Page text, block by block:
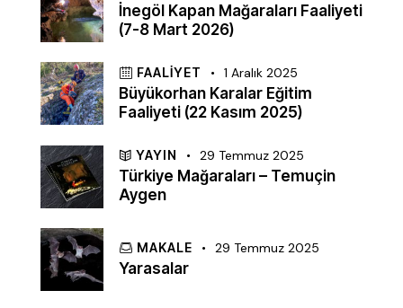
İnegöl Kapan Mağaraları Faaliyeti
(7-8 Mart 2026)
FAALIYET 1 Aralık 2025
Büyükorhan Karalar Eğitim
Faaliyeti (22 Kasım 2025)
YAYIN 29 Temmuz 2025
Türkiye Mağaraları – Temuçin
Aygen
MAKALE 29 Temmuz 2025
Yarasalar